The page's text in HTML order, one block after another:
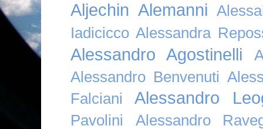
Aljechin Alemanni
Iadicicco Alessandra
Alessandro Agostinelli
Alessandro Benvenuti
Falciani
Alessandro
Pavolini
Alessandro